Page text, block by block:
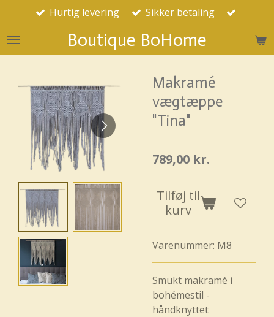
Spring
hovedindhold Boutique BoHome
Hurtig levering Sikker betaling
Makramé
vægtæppe
"Tina"
789,00 kr.
Tilføj til
kurv
Varenummer: M8
Smukt makramé i
bohémestil -
håndknyttet